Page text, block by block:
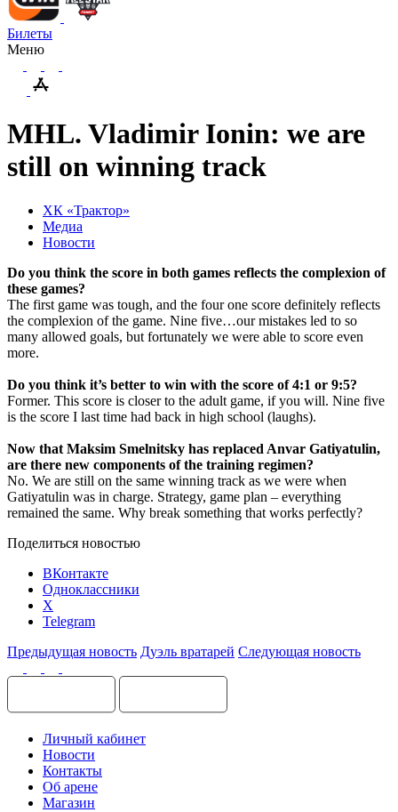
Билеты
Меню
MHL. Vladimir Ionin: we are
still on winning track
ХК «Трактор»
Медиа
Новости
Do you think the score in both games reflects the complexion of
these games?
The first game was tough, and the four one score definitely reflects
the complexion of the game. Nine five…our mistakes led to so
many allowed goals, but fortunately we were able to score even
more.
Do you think it’s better to win with the score of 4:1 or 9:5?
Former. This score is closer to the adult game, if you will. Nine five
is the score I last time had back in high school (laughs).
Now that Maksim Smelnitsky has replaced Anvar Gatiyatulin,
are there new components of the training regimen?
No. We are still on the same winning track as we were when
Gatiyatulin was in charge. Strategy, game plan – everything
remained the same. Why break something that works perfectly?
Поделиться новостью
ВКонтакте
Одноклассники
X
Telegram
Предыдущая новость Дуэль вратарей Следующая новость
Личный кабинет
Новости
Контакты
Об арене
Магазин